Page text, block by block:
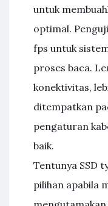
untuk
optimal.
fps untuk
proses baca.
konektivitas,
ditempatkan
pengaturan
baik.
Tentunya SSD
pilihan apabila